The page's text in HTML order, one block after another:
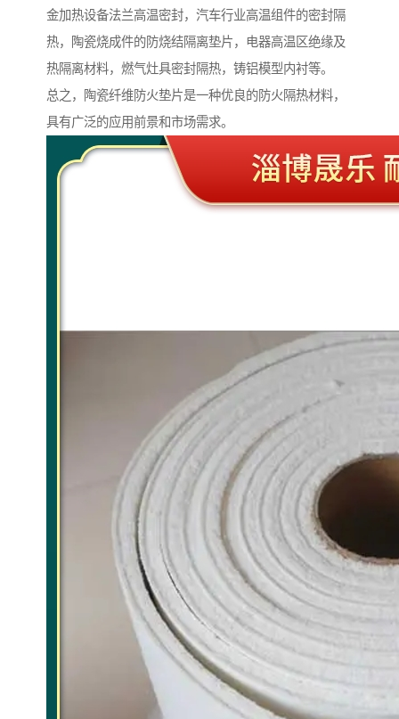
金加热设备法兰高温密封，汽车行业高温组件的密封隔
热，陶瓷烧成件的防烧结隔离垫片，电器高温区绝缘及
热隔离材料，燃气灶具密封隔热，铸铝模型内衬等。
总之，陶瓷纤维防火垫片是一种优良的防火隔热材料，
具有广泛的应用前景和市场需求。